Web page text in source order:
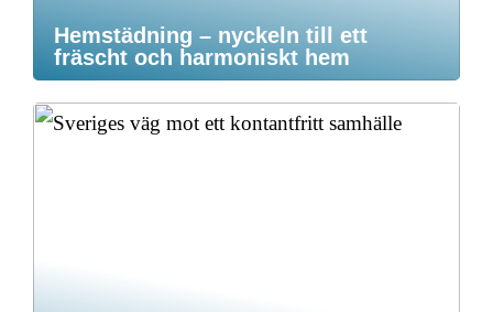
Hemstädning – nyckeln till ett
fräscht och harmoniskt hem